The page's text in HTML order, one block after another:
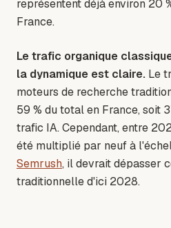
représentent déjà environ 20
France.
Le trafic organique
la dynamique est claire. Le
moteurs de recherche
59 % du total en France, soit
trafic IA. Cependant, entre
été multiplié par neuf à
Semrush, il devrait dépasser
traditionnelle d'ici 2028.